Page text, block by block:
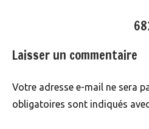
Laisser un commentaire
Votre adresse e-mail ne sera
obligatoires sont indiqués